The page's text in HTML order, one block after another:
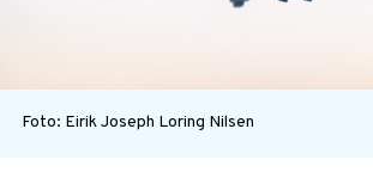
Foto: Eirik Joseph Loring Nilsen